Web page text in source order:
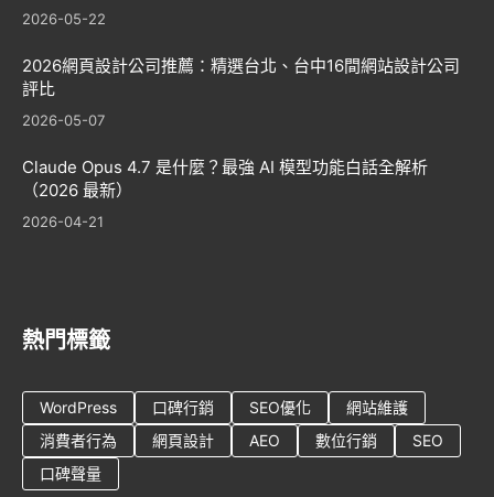
2026-05-22
2026網頁設計公司推薦：精選台北、台中16間網站設計公司
評比
2026-05-07
Claude Opus 4.7 是什麼？最強 AI 模型功能白話全解析
（2026 最新）
2026-04-21
熱門標籤
WordPress 口碑行銷 SEO優化
網站維護
消費者行為
網頁設計 AEO 數位行銷
SEO
口碑聲量